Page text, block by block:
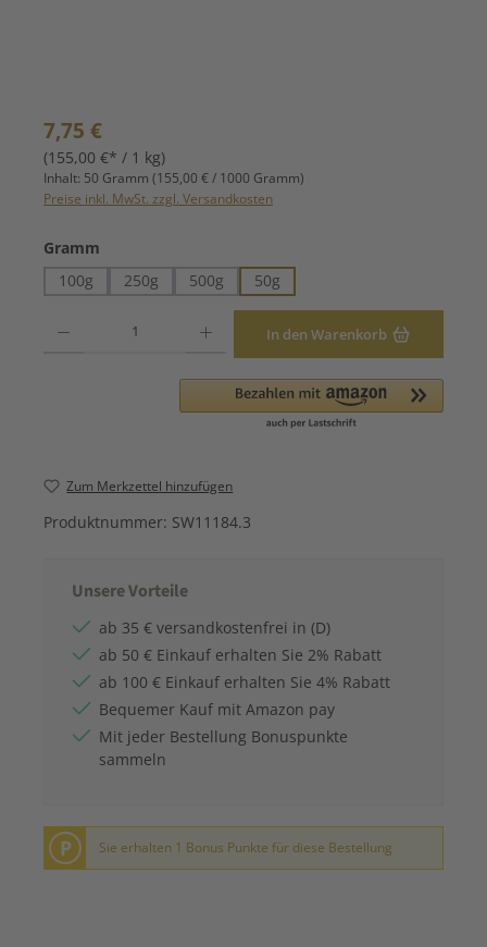
Regulärer Preis:
7,75 €
(155,00 €* / 1 kg)
Inhalt: 50 Gramm (155,00 € / 1000 Gramm)
Preise inkl. MwSt. zzgl. Versandkosten
Gramm
100g
250g 500g 50g
In den Warenkorb
Zum Merkzettel hinzufügen
Produktnummer: SW11184.3
Unsere Vorteile
ab 35 € versandkostenfrei in (D)
ab 50 € Einkauf erhalten Sie 2% Rabatt
ab 100 € Einkauf erhalten Sie 4% Rabatt
Bequemer Kauf mit Amazon pay
Mit jeder Bestellung Bonuspunkte
sammeln
P Sie erhalten 1 Bonus Punkte für diese Bestellung